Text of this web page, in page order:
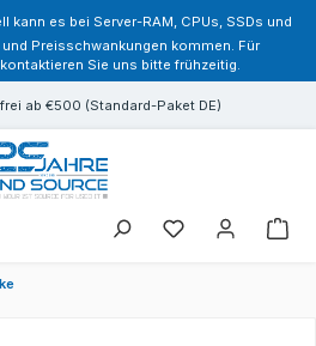
kann es bei Server-RAM, CPUs, SSDs und
Preisschwankungen kommen. Für
Sie uns bitte frühzeitig.
ab €500 (Standard-Paket DE)
Sie haben 0